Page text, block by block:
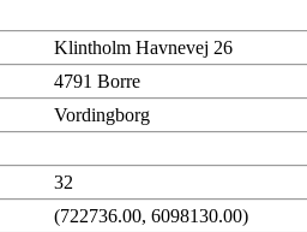
Klintholm Havnevej 26
4791 Borre
Vordingborg
32
(722736.00, 6098130.00)